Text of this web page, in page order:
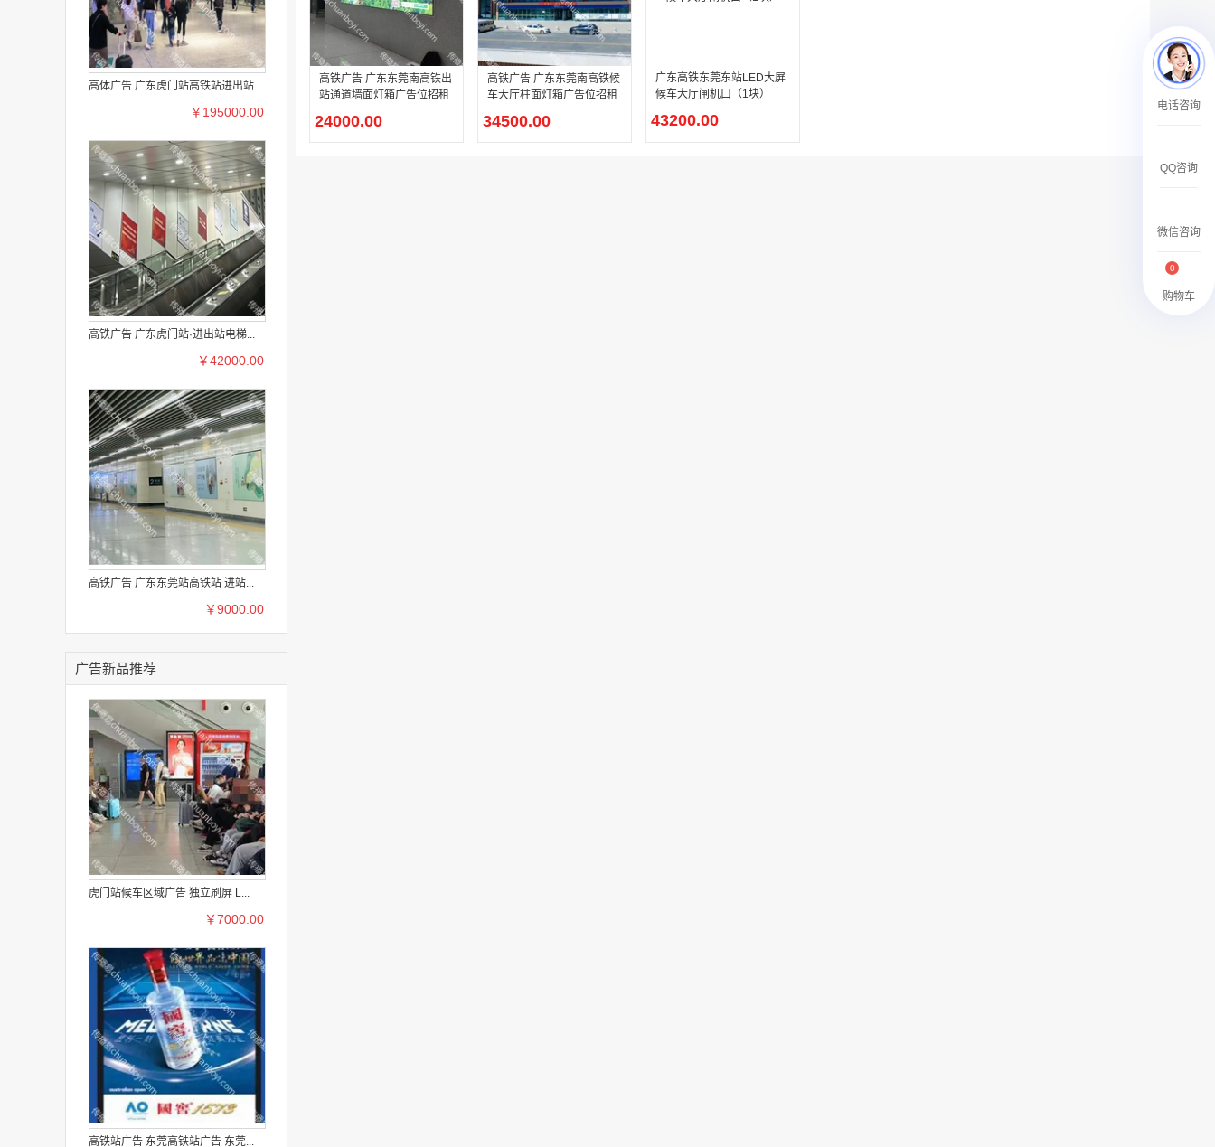
高体广告 广东虎门站高铁站进出站...
￥195000.00
高铁广告 广东虎门站·进出站电梯...
￥42000.00
高铁广告 广东东莞站高铁站 进站...
￥9000.00
广告新品推荐
虎门站候车区域广告 独立刷屏 L...
￥7000.00
高铁站广告 东莞高铁站广告 东莞...
高铁广告 广东东莞南高铁出
站通道墙面灯箱广告位招租
24000.00
高铁广告 广东东莞南高铁候
车大厅柱面灯箱广告位招租
34500.00
广东高铁东莞东站LED大屏
候车大厅闸机口（1块）
43200.00
电话咨询
QQ咨询
微信咨询
购物车
0